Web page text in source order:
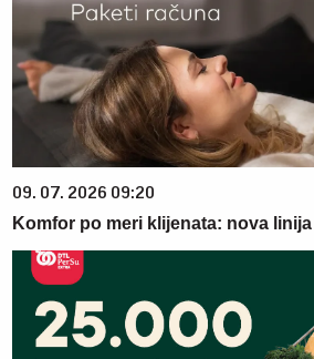
09. 07. 2026 09:20
Komfor po meri klijenata: nova